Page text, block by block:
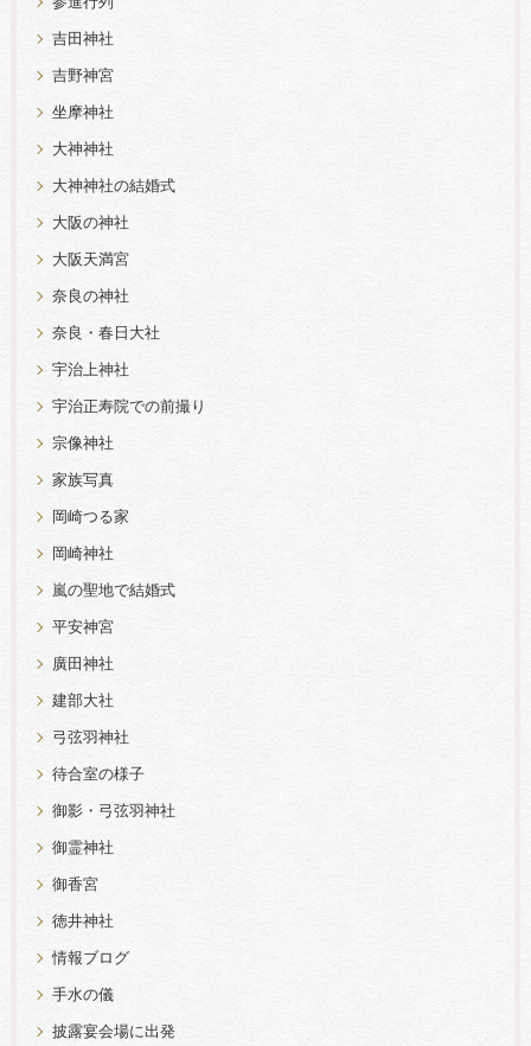
吉田神社
吉野神宮
坐摩神社
大神神社
大神神社の結婚式
大阪の神社
大阪天満宮
奈良の神社
奈良・春日大社
宇治上神社
宇治正寿院での前撮り
宗像神社
家族写真
岡崎つる家
岡崎神社
嵐の聖地で結婚式
平安神宮
廣田神社
建部大社
弓弦羽神社
待合室の様子
御影・弓弦羽神社
御霊神社
御香宮
徳井神社
情報ブログ
手水の儀
披露宴会場に出発